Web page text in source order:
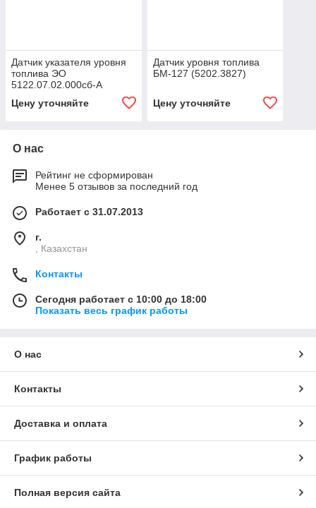
Датчик указателя уровня
топлива ЭО
5122.07.02.000сб-А
Цену уточняйте
Датчик уровня топлива
БМ-127 (5202.3827)
Цену уточняйте
О нас
Рейтинг не сформирован
Менее 5 отзывов за последний год
Работает с 31.07.2013
г.
, Казахстан
Контакты
Сегодня работает с 10:00 до 18:00
Показать весь график работы
О нас
Контакты
Доставка и оплата
График работы
Полная версия сайта